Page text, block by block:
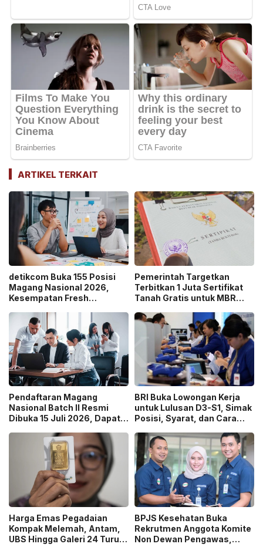
ARTIKEL TERKAIT
detikcom Buka 155 Posisi
Magang Nasional 2026,
Kesempatan Fresh
Media Digital!
Pemerintah Targetkan
Terbitkan 1 Juta Sertifikat
Tanah Gratis untuk MBR
Pendaftaran Magang
Nasional Batch II Resmi
Dibuka 15 Juli 2026, Dapat
BRI Buka Lowongan Kerja
untuk Lulusan D3-S1, Simak
Posisi, Syarat, dan Cara
Harga Emas Pegadaian
Kompak Melemah, Antam,
UBS Hingga Galeri 24 Turun
BPJS Kesehatan Buka
Rekrutmen Anggota Komite
Non Dewan Pengawas,